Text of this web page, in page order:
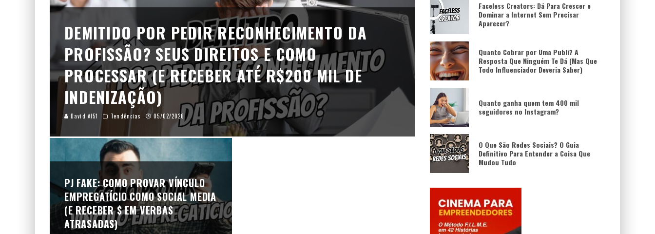
DEMITIDO POR PEDIR RECONHECIMENTO DA
PROFISSÃO? SEUS DIREITOS E COMO
PROCESSAR (E RECEBER ATÉ R$200 MIL DE
INDENIZAÇÃO)
David AI51 Tendências 05/02/2026
PJ FAKE: COMO PROVAR VÍNCULO
EMPREGATÍCIO COMO SOCIAL MEDIA
(E RECEBER $ EM VERBAS
ATRASADAS)
Faceless Creators: Dá Para Crescer e
Dominar a Internet Sem Precisar
Aparecer?
Quanto Cobrar por Uma Publi? A
Resposta Que Ninguém Te Dá (Mas Que
Todo Influenciador Deveria Saber)
Quanto ganha quem tem 400 mil
seguidores no Instagram?
O Que São Redes Sociais? O Guia
Definitivo Para Entender a Coisa Que
Mudou Tudo